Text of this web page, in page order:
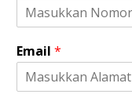
n
i
Email *